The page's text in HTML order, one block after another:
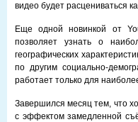
видео будет расцениваться
Еще одной новинкой от
позволяет узнать о
географических
по другим социально-
работает только для
Завершился месяц тем, что
с эффектом замедленной